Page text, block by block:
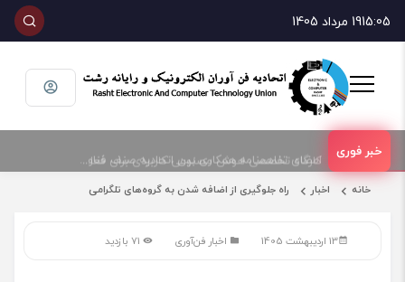
15:0519 مرداد 1405
کارگاه تخصصی هوش مصنوعی کاربردی برای فعالان حوزه فناوری و فروش تجهیزات الکترونیک و رایانه
خانه اخبار راه جلوگیری از اضافه شدن به گروه‌های تلگرامی
13 اردیبهشت 1405 اخبار فن‌آوری